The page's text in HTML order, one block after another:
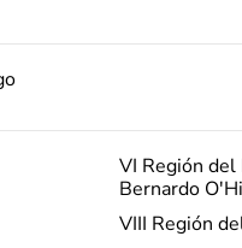
VI Región
Bernardo
VIII Región